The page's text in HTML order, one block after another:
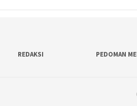
REDAKSI PEDOMAN